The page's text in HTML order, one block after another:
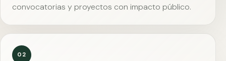
convocatorias y proyectos con impacto público.
02